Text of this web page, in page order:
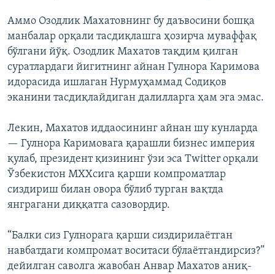
Аммо Озодлик Махатовнинг бу даъвосини бошқа
манбалар орқали тасдиқлашга ҳозирча муваффақ
бўлгани йўқ. Озодлик Махатов тақдим қилган
суратлардаги йигитнинг айнан Гулнора Каримова
идорасида ишлаган Нурмуҳаммад Содиқов
эканини тасдиқлайдиган далилларга ҳам эга эмас.
Лекин, Махатов иддаосининг айнан шу кунларда
— Гулнора Каримовага қарашли бизнес империя
қулаб, президент қизининг ўзи эса Twitter орқали
Ўзбекистон МХХсига қарши компроматлар
сиздириш билан овора бўлиб турган вақтда
янграгани диққатга сазовордир.
“Балки сиз Гулнорага қарши сиздирилаётган
навбатдаги компромат воситаси бўлаётгандирсиз?”
дейилган саволга жавобан Анвар Махатов аниқ-